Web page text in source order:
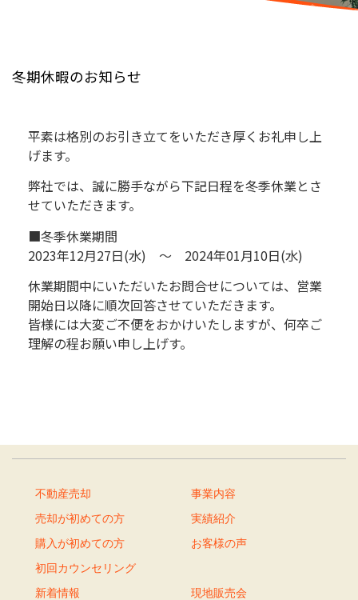
冬期休暇のお知らせ
平素は格別のお引き立てをいただき厚くお礼申し上
げます。
弊社では、誠に勝手ながら下記日程を冬季休業とさ
せていただきます。
■冬季休業期間
2023年12月27日(水) ～ 2024年01月10日(水)
休業期間中にいただいたお問合せについては、営業
開始日以降に順次回答させていただきます。
皆様には大変ご不便をおかけいたしますが、何卒ご
理解の程お願い申し上げす。
不動産売却
売却が初めての方
購入が初めての方
初回カウンセリング
事業内容
実績紹介
お客様の声
新着情報
現地販売会